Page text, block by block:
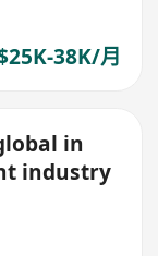
38K/月
in
industry